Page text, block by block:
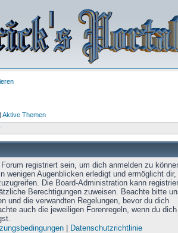
| Aktive Themen
registriert sein, um dich anmelden zu
wenigen Augenblicken erledigt und ermöglicht
Die Board-Administration kann
Berechtigungen zuweisen. Beachte bitte
und die verwandten Regelungen, bevor du dich
auch die jeweiligen Forenregeln, wenn du
| Datenschutzrichtlinie